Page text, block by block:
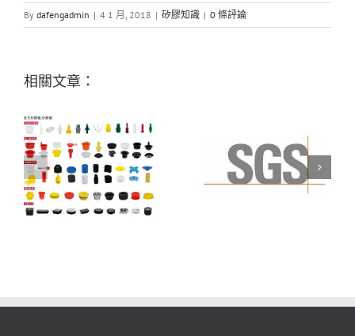
By dafengadmin | 4 1 月, 2018 | 矽膠知識 | 0 條評論
相關文章：